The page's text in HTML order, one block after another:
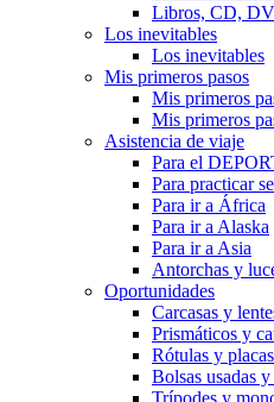
Libros, CD,
Los inevitables
Los inevitables
Mis primeros pasos
Mis primeros
Mis primeros
Asistencia de viaje
Para el
Para practicar
Para ir a África
Para ir a Alaska
Para ir a Asia
Antorchas y
Oportunidades
Carcasas y
Prismáticos y
Rótulas y
Bolsas usadas
Trípodes y